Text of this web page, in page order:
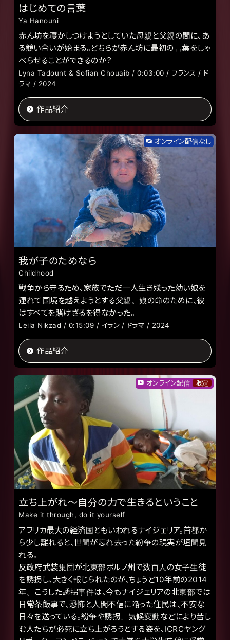
はじめての言葉
Ya Hanouni
赤ん坊を寝かしつけようとしていた母親と父親の間に、あ
る競い合いが始まる。どちらが赤ん坊に最初の言葉をしゃ
べらせることができるのか？
Lyna Tadount & Sofian Chouaib / 0:03:00 / フランス / ド
ラマ / 2024
作品紹介
オンライン配信なし
我が子のためなら
Childhood
戦争から守るため、家族でただ一人生き残った幼い娘を
連れて国境を越えようとする父親。娘の命のために、彼
はすべてを賭けざるを得なかった。
Leila Nikzad / 0:15:09 / イラン / ドラマ / 2024
作品紹介
オンライン配信 限定
立ち上がれ～自分の力で生きるということ
Make it through, do it yourself
アフリカ最大の経済国ともいわれるナイジェリア。首都か
ら少し離れると、世間が忘れ去った紛争の現実が垣間見
れる。
反政府武装集団が北東部ボルノ州で数百人の女子生徒
を誘拐し、大きく報じられたのが、ちょうど10年前の2014
年。こうした誘拐事件は、今もナイジェリアの北東部では
日常茶飯事で、恐怖と人間不信に陥った住民は、不安な
日々を送っている。紛争や誘拐、気候変動などにより苦し
む人たちが必死に立ち上がろうとする姿を、ICRCヤング